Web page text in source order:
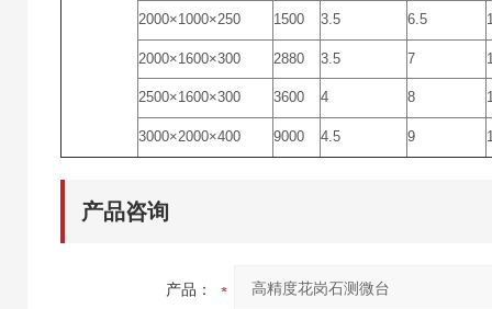
2000×1000×250 1500 3.5 6.5
2000×1600×300 2880 3.5 7
2500×1600×300 3600 4 8
3000×2000×400 9000 4.5 9
产品咨询
产品：